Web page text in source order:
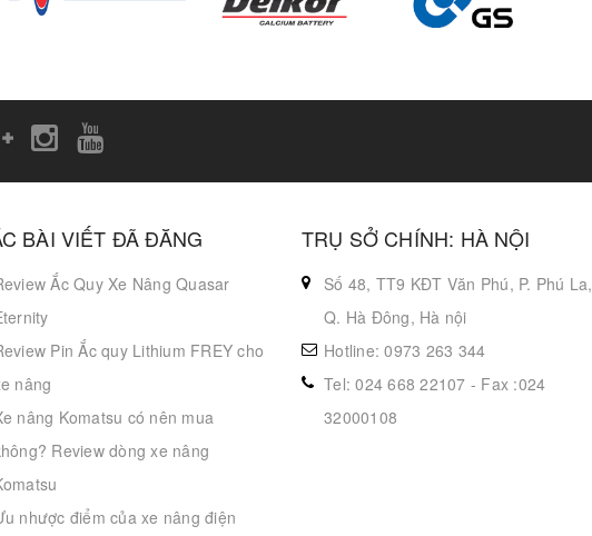
BÀI VIẾT ĐÃ ĐĂNG
Ắc Quy Xe Nâng Quasar
Pin Ắc quy Lithium FREY cho
nâng
nâng Komatsu có nên mua
Review dòng xe nâng
nhược điểm của xe nâng điện
TRỤ SỞ CHÍNH: HÀ NỘI
Số 48, TT9 KĐT Văn Phú, P. Phú La,
Q. Hà Đông, Hà nội
Hotline: 0973 263 344
Tel: 024 668 22107 - Fax :024
32000108